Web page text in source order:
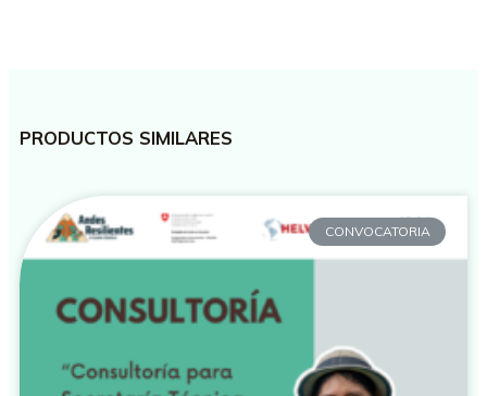
PRODUCTOS SIMILARES
CONVOCATORIA